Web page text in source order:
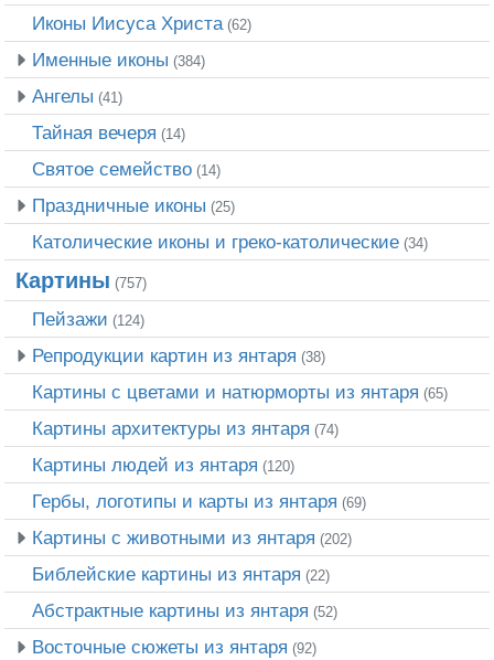
Иконы Иисуса Христа(62)
Именные иконы (384)
Ангелы (41)
Тайная вечеря (14)
Святое семейство (14)
Праздничные иконы (25)
Католические иконы и греко-католические (34)
Картины (757)
Пейзажи (124)
Репродукции картин из янтаря (38)
Картины с цветами и натюрморты из янтаря (65)
Картины архитектуры из янтаря (74)
Картины людей из янтаря (120)
Гербы, логотипы и карты из янтаря (69)
Картины с животными из янтаря (202)
Библейские картины из янтаря (22)
Абстрактные картины из янтаря (52)
Восточные сюжеты из янтаря (92)